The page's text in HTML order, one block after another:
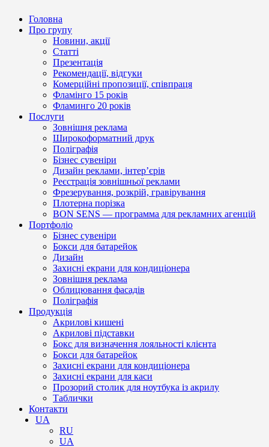
Головна
Про групу
Новини, акції
Статті
Презентація
Рекомендації, відгуки
Комерційні пропозиції, співпраця
Фламінго 15 років
Фламинго 20 років
Послуги
Зовнішня реклама
Широкоформатний друк
Поліграфія
Бізнес сувеніри
Дизайн реклами, інтер’єрів
Реєстрація зовнішньої реклами
Фрезерування, розкрій, гравірування
Плотерна порізка
BON SENS — программа для рекламних агенцій
Портфоліо
Бізнес сувеніри
Бокси для батарейок
Дизайн
Захисні екрани для кондиціонера
Зовнішня реклама
Облицювання фасадів
Поліграфія
Продукція
Акрилові кишені
Акрилові підставки
Бокс для визначення лояльності клієнта
Бокси для батарейок
Захисні екрани для кондиціонера
Захисні екрани для каси
Прозорий столик для ноутбука із акрилу
Таблички
Контакти
UA
RU
UA